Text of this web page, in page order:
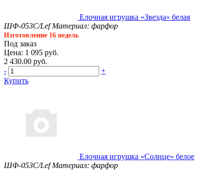
Елочная игрушка «Звезда» белая
ШФ-053С/Lef Материал: фарфор
Изготовление 16 недель
Под заказ
Цена: 1 095 руб.
2 430.00 руб.
-
+
Купить
Елочная игрушка «Солнце» белое
ШФ-053С/Lef Материал: фарфор